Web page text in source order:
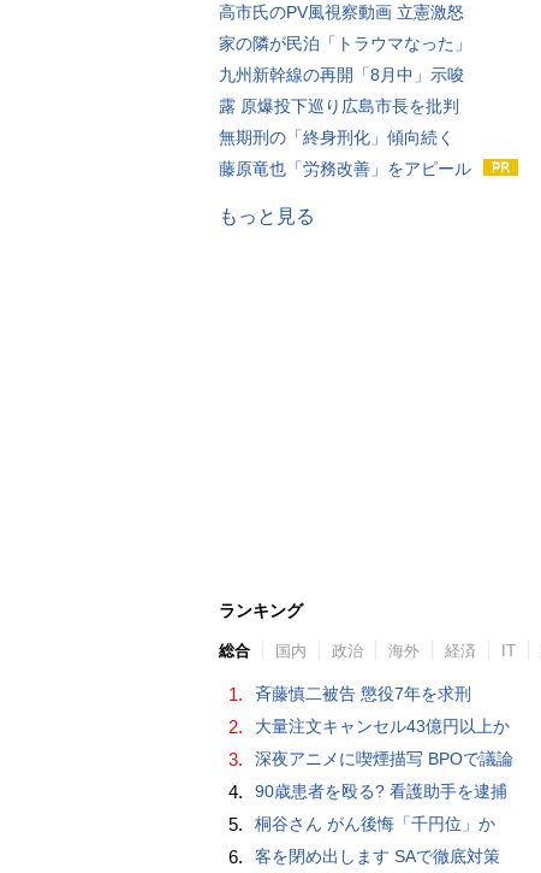
高市氏のPV風視察動画 立憲激怒
家の隣が民泊「トラウマなった」
九州新幹線の再開「8月中」示唆
露 原爆投下巡り広島市長を批判
無期刑の「終身刑化」傾向続く
藤原竜也「労務改善」をアピール
もっと見る
ランキング
総合 国内 政治 海外 経済 IT
1. 斉藤慎二被告 懲役7年を求刑
2. 大量注文キャンセル43億円以上か
3. 深夜アニメに喫煙描写 BPOで議論
4. 90歳患者を殴る? 看護助手を逮捕
5. 桐谷さん がん後悔「千円位」か
6. 客を閉め出します SAで徹底対策